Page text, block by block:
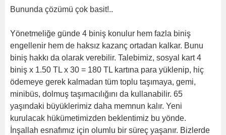
Bununda çözümü çok basit!..
Yönetmeliğe günde 4 biniş konulur hem fazla biniş
engellenir hem de haksız kazanç ortadan kalkar. Bunu
biniş hakkı da olarak verebilir. Talebimiz, sosyal kart 4
biniş x 1.50 TL x 30 = 180 TL kartına para yüklenip, hiç
ödemeye gerek kalmadan tüm toplu taşımaya, gemi,
minibüs, dolmuş taşımacılığını da kullanabilir. 65
yaşındaki büyüklerimiz daha memnun kalır. Yeni
kurulacak hükümetimizden beklentimiz bu yönde.
İnşallah esnafımız için olumlu bir süreç yaşanır. Bizlerde